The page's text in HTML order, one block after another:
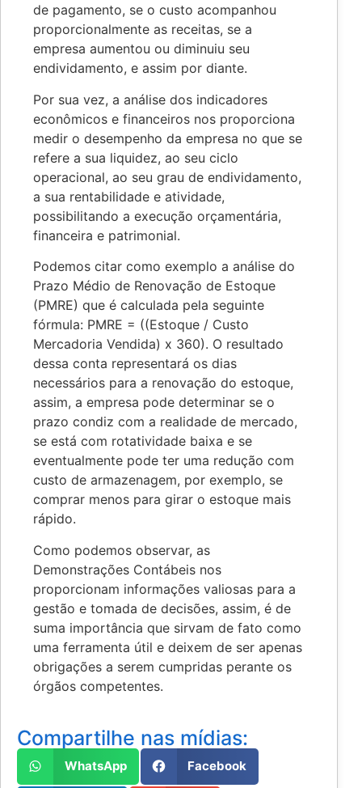
de pagamento, se o custo acompanhou
proporcionalmente as receitas, se a
empresa aumentou ou diminuiu seu
endividamento, e assim por diante.
Por sua vez, a análise dos indicadores
econômicos e financeiros nos proporciona
medir o desempenho da empresa no que se
refere a sua liquidez, ao seu ciclo
operacional, ao seu grau de endividamento,
a sua rentabilidade e atividade,
possibilitando a execução orçamentária,
financeira e patrimonial.
Podemos citar como exemplo a análise do
Prazo Médio de Renovação de Estoque
(PMRE) que é calculada pela seguinte
fórmula: PMRE = ((Estoque / Custo
Mercadoria Vendida) x 360). O resultado
dessa conta representará os dias
necessários para a renovação do estoque,
assim, a empresa pode determinar se o
prazo condiz com a realidade de mercado,
se está com rotatividade baixa e se
eventualmente pode ter uma redução com
custo de armazenagem, por exemplo, se
comprar menos para girar o estoque mais
rápido.
Como podemos observar, as
Demonstrações Contábeis nos
proporcionam informações valiosas para a
gestão e tomada de decisões, assim, é de
suma importância que sirvam de fato como
uma ferramenta útil e deixem de ser apenas
obrigações a serem cumpridas perante os
órgãos competentes.
Compartilhe nas mídias:
WhatsApp Facebook